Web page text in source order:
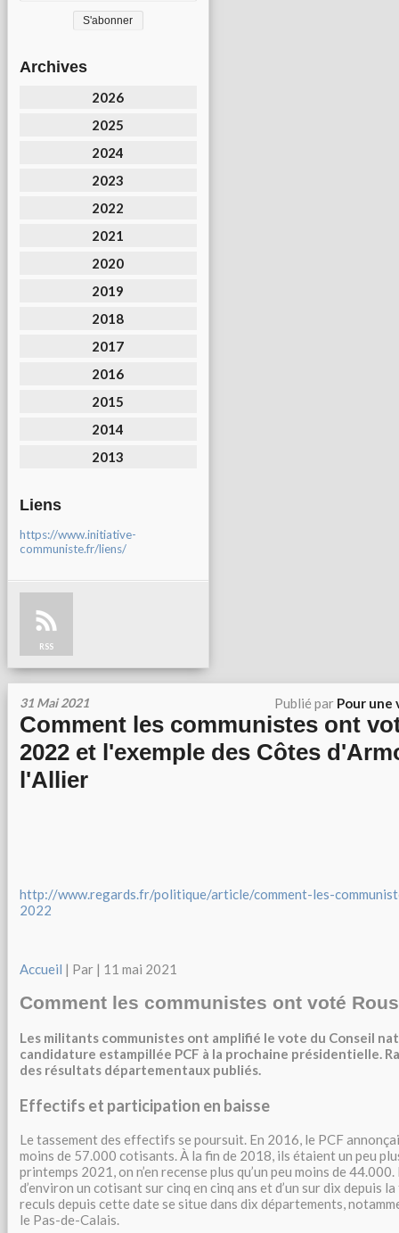
Archives
2026
2025
2024
2023
2022
2021
2020
2019
2018
2017
2016
2015
2014
2013
Liens
https://www.initiative-
communiste.fr/liens/
RSS
31 Mai 2021 Publié par Pour une
Comment les communistes ont
2022 et l'exemple des Côtes
l'Allier
http://www.regards.fr/politique/article/comment-les-
2022
Accueil | Par | 11 mai 2021
Comment les communistes ont voté
Les militants communistes ont amplifié le vote du Conseil
candidature estampillée PCF à la prochaine présidentielle.
des résultats départementaux publiés.
Effectifs et participation en baisse
Le tassement des effectifs se poursuit. En 2016, le PCF
moins de 57.000 cotisants. À la fin de 2018, ils étaient un peu
printemps 2021, on n’en recense plus qu’un peu moins de
d’environ un cotisant sur cinq en cinq ans et d’un sur dix depuis
reculs depuis cette date se situe dans dix départements,
le Pas-de-Calais.